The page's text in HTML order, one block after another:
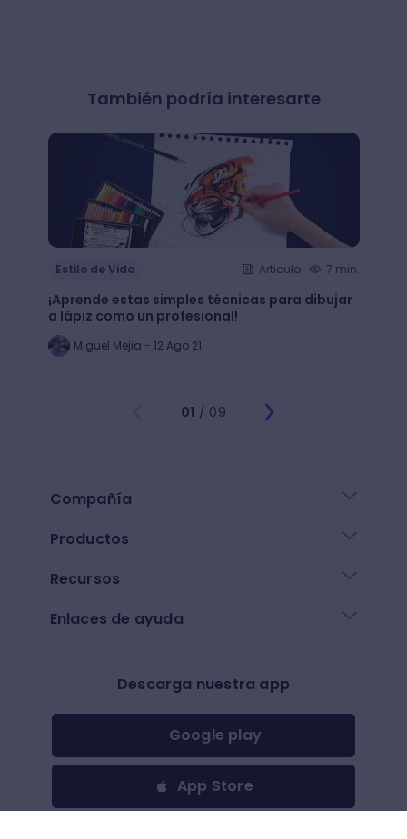
También podría interesarte
Estilo de Vida Articulo 7 min.
¡Aprende estas simples técnicas para dibujar
a lápiz como un profesional!
Miguel Mejia - 12 Ago 21
01 / 09
Compañía
Productos
Recursos
Enlaces de ayuda
Descarga nuestra app
Google play
App Store